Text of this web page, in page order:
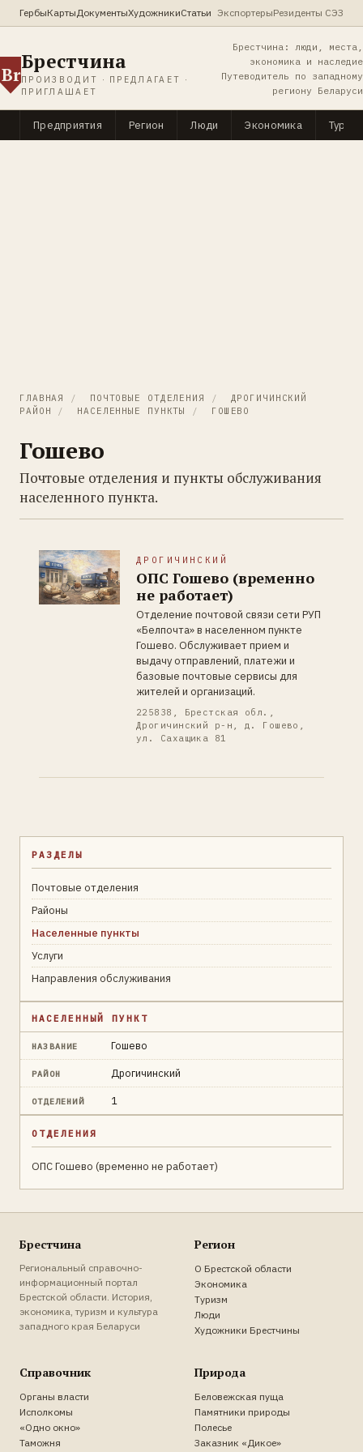
ГербыКартыДокументыХудожникиСтатьи ЭкспортерыРезиденты СЭЗ
Br
Брестчина
ПРОИЗВОДИТ · ПРЕДЛАГАЕТ ·
ПРИГЛАШАЕТ
Брестчина: люди, места,
экономика и наследие
Путеводитель по западному
региону Беларуси
Предприятия Регион Люди Экономика
ГЛАВНАЯ / ПОЧТОВЫЕ ОТДЕЛЕНИЯ /
ДРОГИЧИНСКИЙ
РАЙОН
/ НАСЕЛЕННЫЕ ПУНКТЫ / ГОШЕВО
Гошево
Почтовые отделения и пункты обслуживания
населенного пункта.
ДРОГИЧИНСКИЙ
ОПС Гошево (временно
не работает)
Отделение почтовой связи сети РУП
«Белпочта» в населенном пункте
Гошево. Обслуживает прием и
выдачу отправлений, платежи и
базовые почтовые сервисы для
жителей и организаций.
225838, Брестская обл.,
Дрогичинский р-н, д. Гошево,
ул. Сахащика 81
РАЗДЕЛЫ
Почтовые отделения
Районы
Населенные пункты
Услуги
Направления обслуживания
НАСЕЛЕННЫЙ ПУНКТ
НАЗВАНИЕ Гошево
РАЙОН Дрогичинский
ОТДЕЛЕНИЙ 1
ОТДЕЛЕНИЯ
ОПС Гошево (временно не работает)
Брестчина
Региональный справочно-
информационный портал
Брестской области. История,
экономика, туризм и культура
западного края Беларуси
Регион
О Брестской области
Экономика
Туризм
Люди
Художники Брестчины
Справочник
Органы власти
Исполкомы
«Одно окно»
Таможня
Природа
Беловежская пуща
Памятники природы
Полесье
Заказник «Дикое»